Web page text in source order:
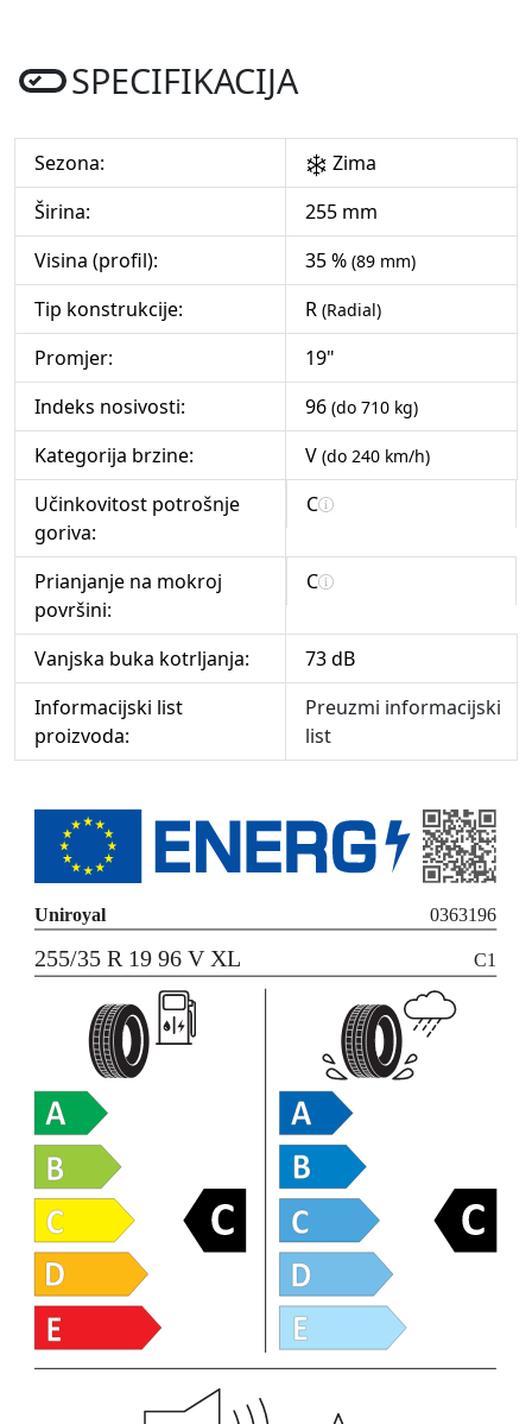
SPECIFIKACIJA
Sezona:
Zima
Širina:
255 mm
Visina (profil):
35 % (89 mm)
Tip konstrukcije: R (Radial)
Promjer:
19"
Indeks nosivosti:
96 (do 710 kg)
Kategorija brzine: V (do 240 km/h)
Učinkovitost potrošnje
goriva:
C
Prianjanje na mokroj
površini:
C
Vanjska buka kotrljanja:
73 dB
Informacijski list
proizvoda:
Preuzmi informacijski
list